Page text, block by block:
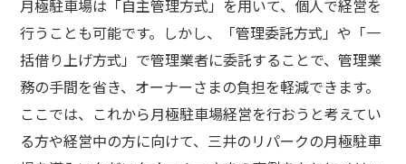
月極駐車場は「自主管理方式」を用いて、個人で経営を
行うことも可能です。しかし、「管理委託方式」や「一
括借り上げ方式」で管理業者に委託することで、管理業
務の手間を省き、オーナーさまの負担を軽減できます。
ここでは、これから月極駐車場経営を行おうと考えてい
る方や経営中の方に向けて、三井のリパークの月極駐車